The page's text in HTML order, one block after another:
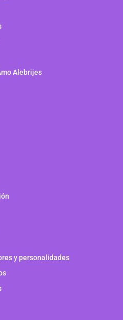
Alebrijes
y personalidades